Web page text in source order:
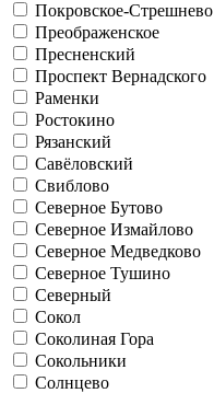
Покровское-Стрешнево
Преображенское
Пресненский
Проспект Вернадского
Раменки
Ростокино
Рязанский
Савёловский
Свиблово
Северное Бутово
Северное Измайлово
Северное Медведково
Северное Тушино
Северный
Сокол
Соколиная Гора
Сокольники
Солнцево